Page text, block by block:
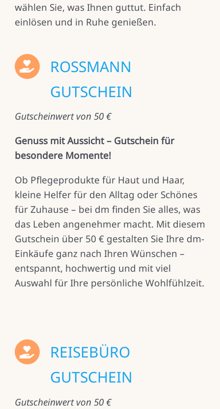
wählen Sie, was Ihnen guttut. Einfach
einlösen und in Ruhe genießen.
ROSSMANN
GUTSCHEIN
Gutscheinwert von 50 €
Genuss mit Aussicht – Gutschein für
besondere Momente!
Ob Pflegeprodukte für Haut und Haar,
kleine Helfer für den Alltag oder Schönes
für Zuhause – bei dm finden Sie alles, was
das Leben angenehmer macht. Mit diesem
Gutschein über 50 € gestalten Sie Ihre dm-
Einkäufe ganz nach Ihren Wünschen –
entspannt, hochwertig und mit viel
Auswahl für Ihre persönliche Wohlfühlzeit.
REISEBÜRO
GUTSCHEIN
Gutscheinwert von 50 €